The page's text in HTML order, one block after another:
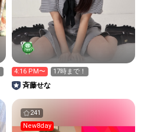
4:16 PM〜 17時まで！
斉藤せな
241
New8day